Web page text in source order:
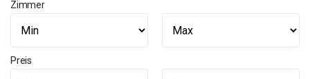
Zimmer
Preis